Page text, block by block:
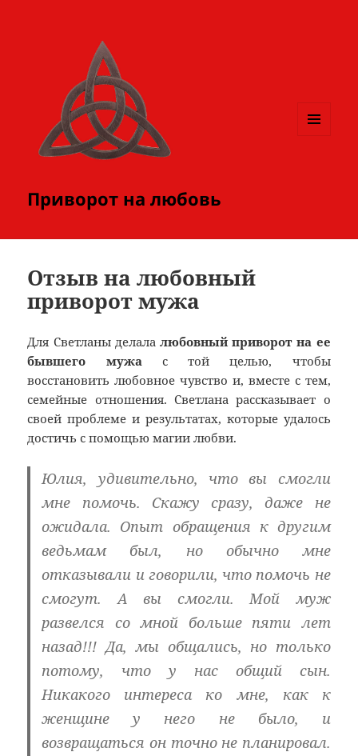
Приворот на любовь
Отзыв на любовный
приворот мужа
Для Светланы делала любовный приворот на ее
бывшего мужас той целью, чтобы
восстановить любовное чувство и, вместе с тем,
семейные отношения. Светлана рассказывает о
своей проблеме и результатах, которые удалось
достичь с помощью магии любви.
Юлия, удивительно, что вы смогли
мне помочь. Скажу сразу, даже не
ожидала. Опыт обращения к другим
ведьмам был, но обычно мне
отказывали и говорили, что помочь не
смогут. А вы смогли. Мой муж
развелся со мной больше пяти лет
назад!!! Да, мы общались, но только
потому, что у нас общий сын.
Никакого интереса ко мне, как к
женщине у него не было, и
возвращаться он точно не планировал.